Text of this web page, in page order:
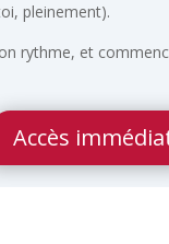
pleinement).
rythme, et
Accès